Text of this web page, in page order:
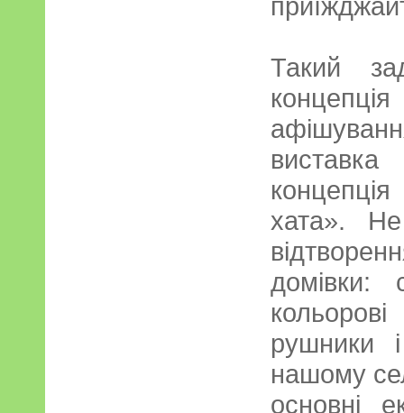
Такий
хата».
домівки:
рушники
нашому
основні